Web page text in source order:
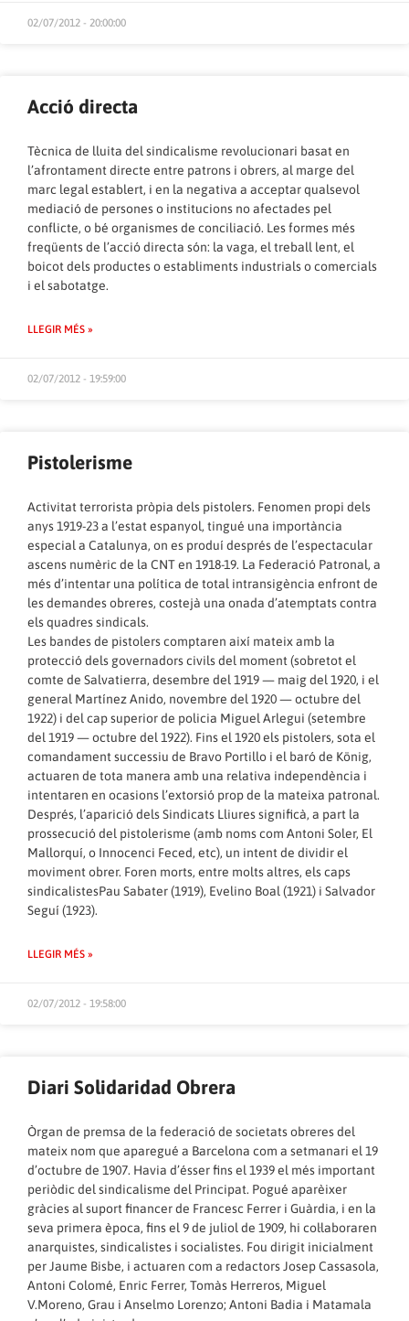
02/07/2012 - 20:00:00
Acció directa
Tècnica de lluita del sindicalisme revolucionari basat en
l’afrontament directe entre patrons i obrers, al marge del
marc legal establert, i en la negativa a acceptar qualsevol
mediació de persones o institucions no afectades pel
conflicte, o bé organismes de conciliació. Les formes més
freqüents de l’acció directa són: la vaga, el treball lent, el
boicot dels productes o establiments industrials o comercials
i el sabotatge.
LLEGIR MÉS »
02/07/2012 - 19:59:00
Pistolerisme
Activitat terrorista pròpia dels pistolers. Fenomen propi dels
anys 1919-23 a l’estat espanyol, tingué una importància
especial a Catalunya, on es produí després de l’espectacular
ascens numèric de la CNT en 1918-19. La Federació Patronal, a
més d’intentar una política de total intransigència enfront de
les demandes obreres, costejà una onada d’atemptats contra
els quadres sindicals.
Les bandes de pistolers comptaren així mateix amb la
protecció dels governadors civils del moment (sobretot el
comte de Salvatierra, desembre del 1919 — maig del 1920, i el
general Martínez Anido, novembre del 1920 — octubre del
1922) i del cap superior de policia Miguel Arlegui (setembre
del 1919 — octubre del 1922). Fins el 1920 els pistolers, sota el
comandament successiu de Bravo Portillo i el baró de König,
actuaren de tota manera amb una relativa independència i
intentaren en ocasions l’extorsió prop de la mateixa patronal.
Després, l’aparició dels Sindicats Lliures significà, a part la
prossecució del pistolerisme (amb noms com Antoni Soler, El
Mallorquí, o Innocenci Feced, etc), un intent de dividir el
moviment obrer. Foren morts, entre molts altres, els caps
sindicalistesPau Sabater (1919), Evelino Boal (1921) i Salvador
Seguí (1923).
LLEGIR MÉS »
02/07/2012 - 19:58:00
Diari Solidaridad Obrera
Òrgan de premsa de la federació de societats obreres del
mateix nom que aparegué a Barcelona com a setmanari el 19
d’octubre de 1907. Havia d’ésser fins el 1939 el més important
periòdic del sindicalisme del Principat. Pogué aparèixer
gràcies al suport financer de Francesc Ferrer i Guàrdia, i en la
seva primera època, fins el 9 de juliol de 1909, hi col·laboraren
anarquistes, sindicalistes i socialistes. Fou dirigit inicialment
per Jaume Bisbe, i actuaren com a redactors Josep Cassasola,
Antoni Colomé, Enric Ferrer, Tomàs Herreros, Miguel
V.Moreno, Grau i Anselmo Lorenzo; Antoni Badia i Matamala